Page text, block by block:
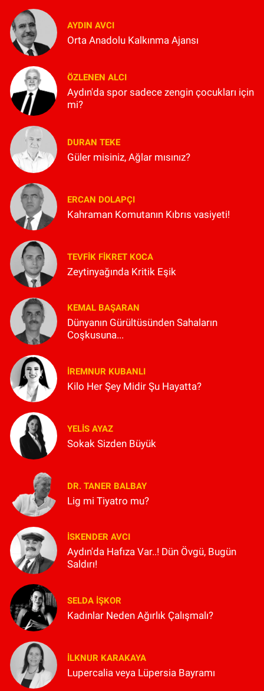
AYDIN AVCI
Orta Anadolu Kalkınma Ajansı
ÖZLENEN ALCI
Aydın'da spor sadece zengin çocukları için
mi?
DURAN TEKE
Güler misiniz, Ağlar mısınız?
ERCAN DOLAPÇI
Kahraman Komutanın Kıbrıs vasiyeti!
TEVFIK FIKRET KOCA
Zeytinyağında Kritik Eşik
KEMAL BAŞARAN
Dünyanın Gürültüsünden Sahaların
Coşkusuna...
İREMNUR KUBANLI
Kilo Her Şey Midir Şu Hayatta?
YELIS AYAZ
Sokak Sizden Büyük
DR. TANER BALBAY
Lig mi Tiyatro mu?
İSKENDER AVCI
Aydın'da Hafıza Var..! Dün Övgü, Bugün
Saldırı!
SELDA İŞKOR
Kadınlar Neden Ağırlık Çalışmalı?
İLKNUR KARAKAYA
Lupercalia veya Lüpersia Bayramı